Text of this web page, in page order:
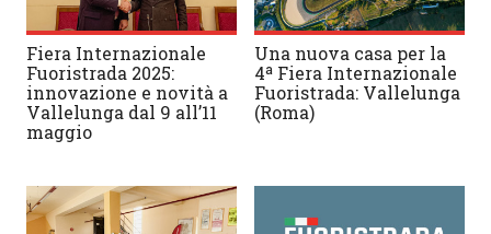
Fiera Internazionale
Fuoristrada 2025:
innovazione e novità a
Vallelunga dal 9 all’11
maggio
Una nuova casa per la
4ª Fiera Internazionale
Fuoristrada: Vallelunga
(Roma)